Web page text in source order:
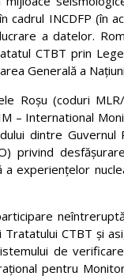
cadrul INCDFP (în
a datelor.
CTBT prin
Generală a
Roşu (coduri
– International
dintre
privind
experienţelor
CTBT şi
de
pentru